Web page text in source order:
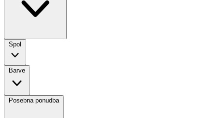
Spol
Barve
Posebna ponudba